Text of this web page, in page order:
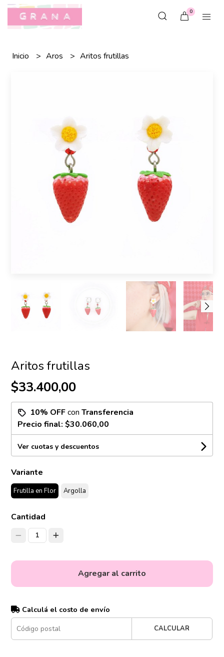
0
Inicio Aros Aritos frutillas
Aritos frutillas
$33.400,00
10% OFFconTransferencia
Precio final:$30.060,00
Ver cuotas y descuentos
Variante
Frutilla en Flor Argolla
Cantidad
1
Agregar al carrito
Calculá el costo de envío
CALCULAR